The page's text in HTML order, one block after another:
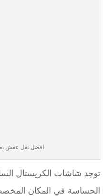
افضل نقل عفش
توجد شاشات الكريستال
الحساسة في المكان